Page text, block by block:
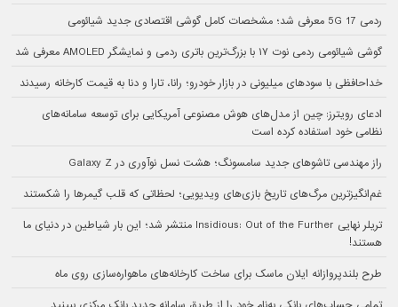
ردمی 17 5G معرفی شد؛ مشخصات کامل گوشی اقتصادی جدید شیائومی
گوشی شیائومی ردمی نوت ۱۷ با بزرگ‌ترین باتری ردمی و نمایشگر AMOLED معرفی شد
خداحافظی با سودهای میلیونی در بازار خودرو؛ رانا، تارا و دنا به قیمت کارخانه رسیدند
ادعای رویترز: چین از مدل‌های هوش مصنوعی آمریکایی برای توسعه سامانه‌های
نظامی خود استفاده کرده است
راز مهندسی تاشوهای جدید سامسونگ؛ هشت نسل نوآوری در Galaxy Z
غم‌انگیزترین مرگ‌های تاریخ بازی‌های ویدیویی؛ لحظاتی که قلب گیمرها را شکستند
تریلر نهایی Insidious: Out of the Further منتشر شد؛ این بار شیاطین در دنیای ما
هستند!
طرح بلندپروازانه ایلان ماسک برای ساخت کارخانه‌های ماهواره‌سازی روی ماه